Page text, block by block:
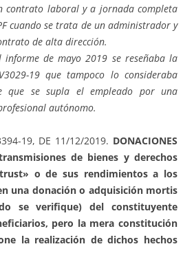
contrato laboral y a jornada completa
cuando se trata de un administrador y
de alta dirección.
informe de mayo 2019 se reseñaba la
19 que tampoco lo consideraba
que se supla el empleado por una
autónomo.
19, DE 11/12/2019. DONACIONES
transmisiones de bienes y derechos
o de sus rendimientos a los
una donación o adquisición mortis
se verifique) del constituyente
pero la mera constitución
la realización de dichos hechos